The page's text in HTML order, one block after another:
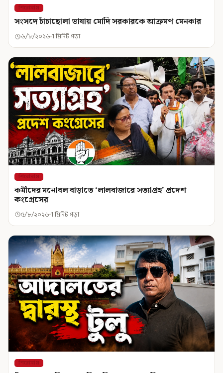
শিরোনাম
সংসদে চাঁচাছোলা ভাষায় মোদি সরকারকে আক্রমণ মেনকার
৬/৮/২০২৬ 1 মিনিট পড়া
শিরোনাম
কর্মীদের মনোবল বাড়াতে ‘লালবাজারে সত্যাগ্রহ’ প্রদেশ
কংগ্রেসের
৫/৮/২০২৬ 1 মিনিট পড়া
শিরোনাম